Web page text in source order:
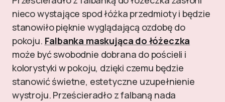
nieco wystające spod łóżka przedmioty i będzie
stanowiło pięknie wyglądającą ozdobę do
pokoju. Falbanka maskująca do łóżeczka
może być swobodnie dobrana do pościeli i
kolorystyki w pokoju, dzięki czemu będzie
stanowić świetne, estetyczne uzupełnienie
wystroju. Prześcieradło z falbaną nada